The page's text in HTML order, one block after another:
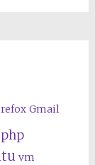
Gmail
php
vm